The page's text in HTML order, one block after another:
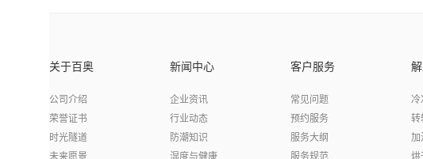
关于百奥
公司介绍
荣誉证书
时光隧道
未来愿景
新闻中心
企业资讯
行业动态
防潮知识
湿度与健康
客户服务
常见问题
预约服务
服务大纲
服务规范
冷
转
加
烘